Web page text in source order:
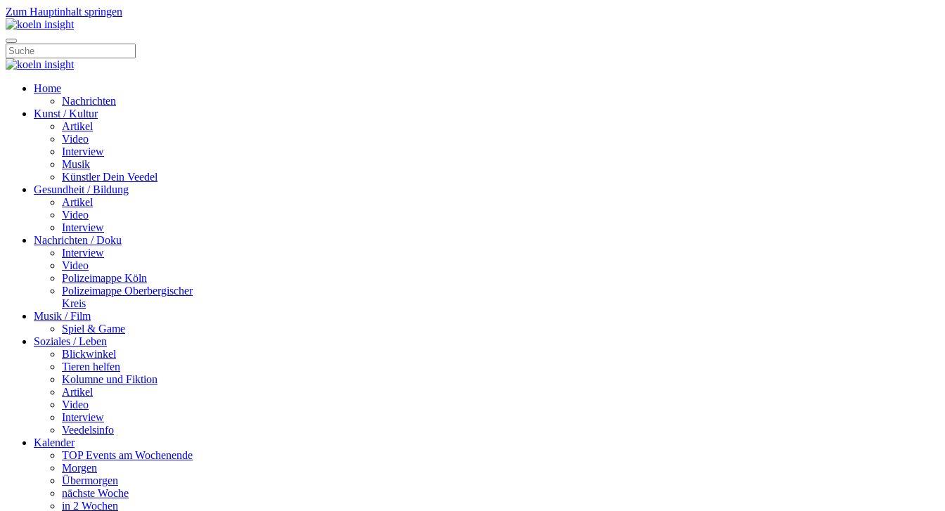
Zum Hauptinhalt springen
Home
Nachrichten
Kunst / Kultur
Artikel
Video
Interview
Musik
Künstler Dein Veedel
Gesundheit / Bildung
Artikel
Video
Interview
Nachrichten / Doku
Interview
Video
Polizeimappe Köln
Polizeimappe Oberbergischer
Kreis
Musik / Film
Spiel & Game
Soziales / Leben
Blickwinkel
Tieren helfen
Kolumne und Fiktion
Artikel
Video
Interview
Veedelsinfo
Kalender
TOP Events am Wochenende
Morgen
Übermorgen
nächste Woche
in 2 Wochen